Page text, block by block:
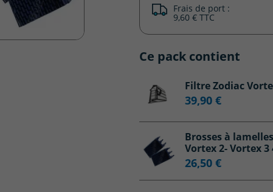
Frais de port :
9,60 € TTC
Ce pack contient
Filtre Zodiac
39,90 €
Brosses à
Vortex 2- Vortex 3
26,50 €